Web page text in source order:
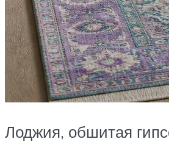
Лоджия, обшитая